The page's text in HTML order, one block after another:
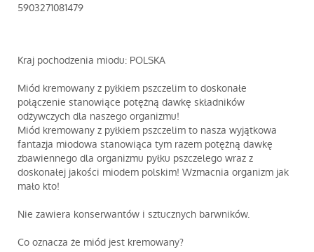
5903271081479
Kraj pochodzenia miodu: POLSKA
Miód kremowany z pyłkiem pszczelim to doskonałe
połączenie stanowiące potężną dawkę składników
odżywczych dla naszego organizmu!
Miód kremowany z pyłkiem pszczelim to nasza wyjątkowa
fantazja miodowa stanowiąca tym razem potężną dawkę
zbawiennego dla organizmu pyłku pszczelego wraz z
doskonałej jakości miodem polskim! Wzmacnia organizm jak
mało kto!
Nie zawiera konserwantów i sztucznych barwników.
Co oznacza że miód jest kremowany?